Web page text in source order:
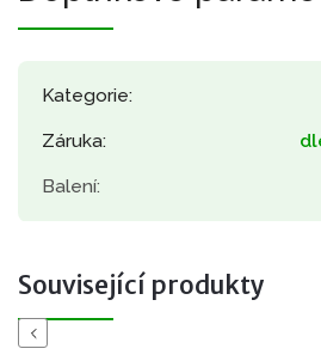
Kategorie:
Záruka:
Balení:
Související produkty
Previous